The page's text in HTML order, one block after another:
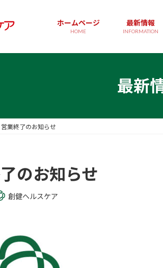
ホームページ
HOME
最新情報
INFORMATION
最新
業終了のお知らせ
のお知らせ
創健ヘルスケア